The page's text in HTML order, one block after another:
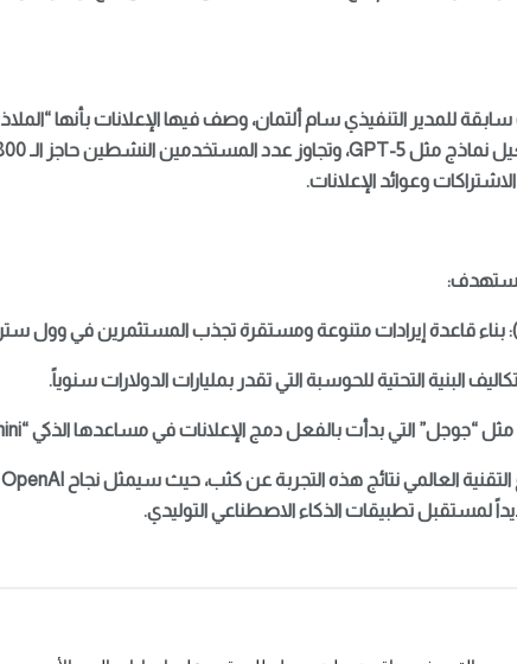
للمدير التنفيذي سام ألتمان، وصف فيها الإعلانات بأنها “الملاذ
وعوائد الإعلانات.
يستهدف:
لمستقبل تطبيقات الذكاء الاصطناعي التوليدي.